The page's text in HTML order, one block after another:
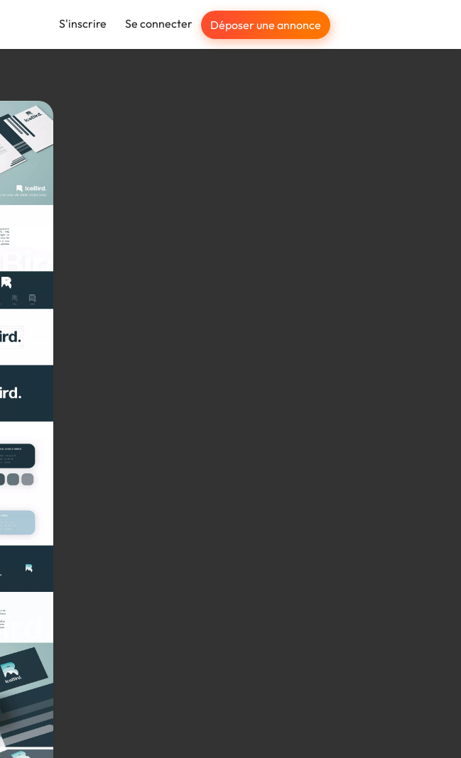
S'inscrire Se connecter Déposer une annonce